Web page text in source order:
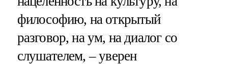
философию, на открытый
разговор, на ум, на диалог со
слушателем, – уверен